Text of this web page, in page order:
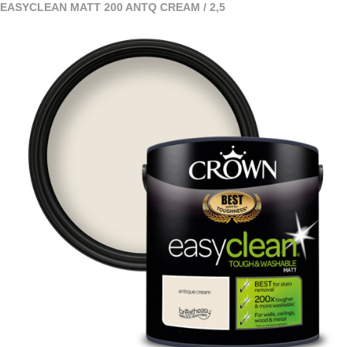
EASYCLEAN MATT 200 ANTQ CREAM / 2,5